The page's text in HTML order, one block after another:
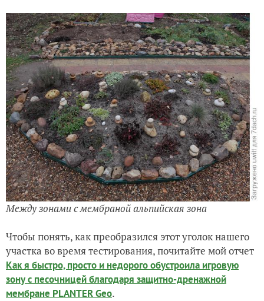
Между зонами с мембраной альпийская зона
Чтобы понять, как преобразился этот уголок нашего
участка во время тестирования, почитайте мой отчет
Как я быстро, просто и недорого обустроила игровую
зону с песочницей благодаря защитно-дренажной
мембране PLANTER Geo.